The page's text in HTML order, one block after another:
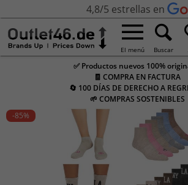
4,8/5 estrellas en
El menú Buscar
✅ Productos nuevos 100%
🧾 COMPRA EN FACTURA
🔄 100 DÍAS DE DERECHO A
🌱 COMPRAS SOSTENIBLES
-85%